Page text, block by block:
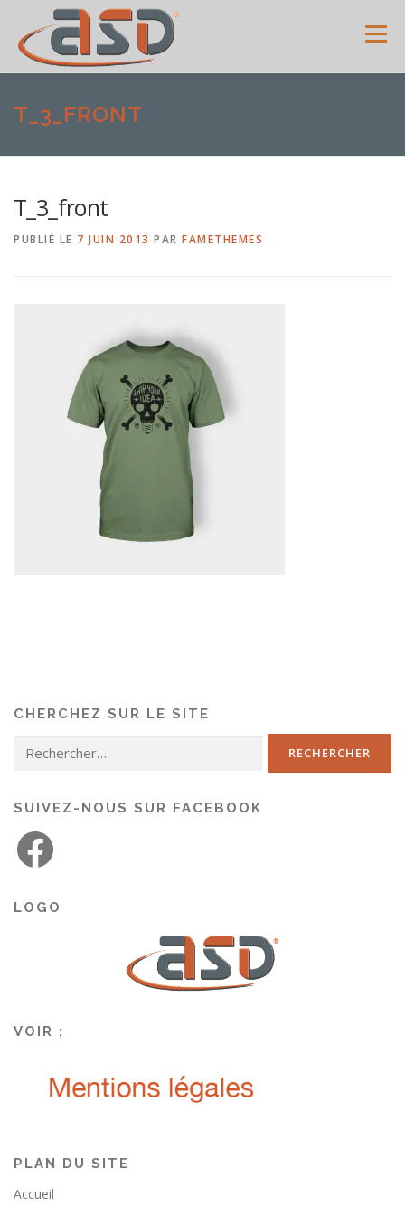
Menu
ACCUEIL SERVICES
CONTACT
T_3_FRONT
T_3_front
PUBLIÉ LE 7 JUIN 2013 PAR FAMETHEMES
CHERCHEZ SUR LE SITE
SUIVEZ-NOUS SUR FACEBOOK
LOGO
VOIR :
PLAN DU SITE
Accueil